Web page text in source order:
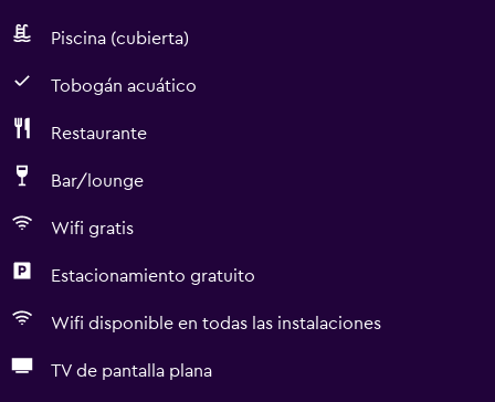
Piscina (cubierta)
Tobogán acuático
Restaurante
Bar/lounge
Wifi gratis
Estacionamiento gratuito
Wifi disponible en todas las instalaciones
TV de pantalla plana